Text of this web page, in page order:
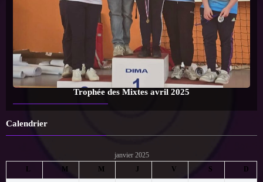
Trophée des Mixtes avril 2025
Calendrier
janvier 2025
L
M M J V S D